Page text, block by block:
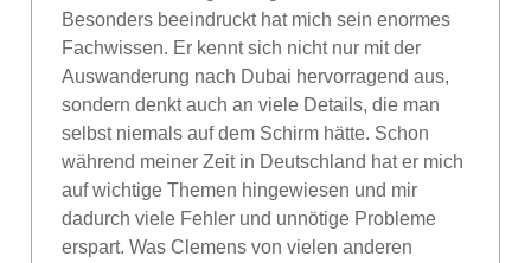
Besonders beeindruckt hat mich sein enormes
Fachwissen. Er kennt sich nicht nur mit der
Auswanderung nach Dubai hervorragend aus,
sondern denkt auch an viele Details, die man
selbst niemals auf dem Schirm hätte. Schon
während meiner Zeit in Deutschland hat er mich
auf wichtige Themen hingewiesen und mir
dadurch viele Fehler und unnötige Probleme
erspart. Was Clemens von vielen anderen